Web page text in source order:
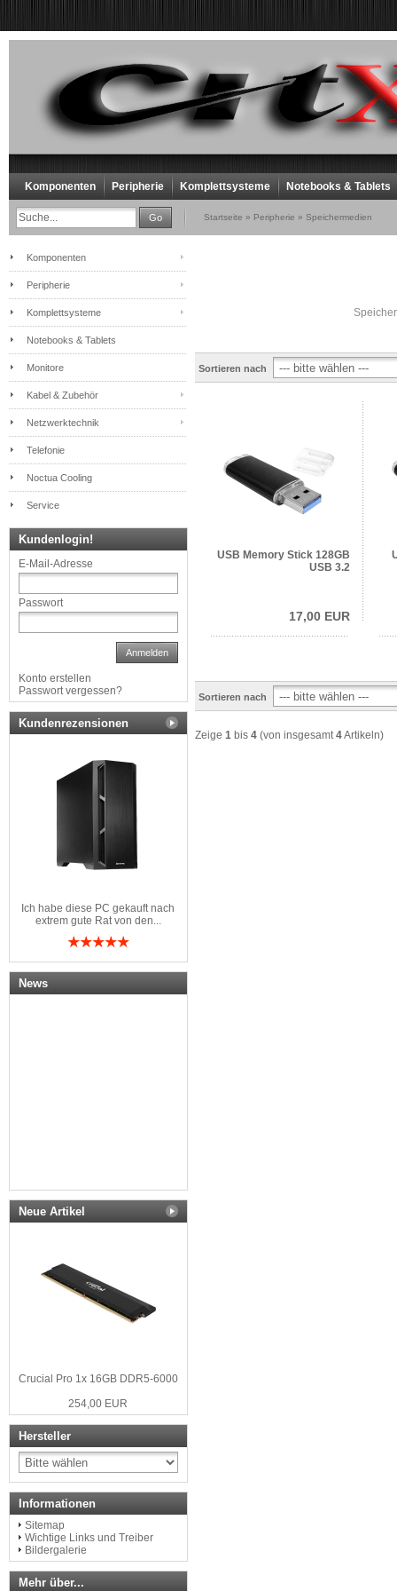
Komponenten Peripherie Komplettsysteme Notebooks & Tablets
Go Startseite » Peripherie » Speichermedien
Sortieren nach
USB Memory Stick 128GB
USB 3.2
17,00 EUR
Sortieren nach
Zeige 1 bis 4 (von insgesamt4Artikeln)
Komponenten
Peripherie
Komplettsysteme
Notebooks & Tablets
Monitore
Kabel & Zubehör
Netzwerktechnik
Telefonie
Noctua Cooling
Service
Kundenlogin!
E-Mail-Adresse
Passwort
Anmelden
Konto erstellen
Passwort vergessen?
Kundenrezensionen
Ich habe diese PC gekauft nach
extrem gute Rat von den...
News
Neue Artikel
Crucial Pro 1x 16GB DDR5-6000
254,00 EUR
Hersteller
Informationen
Sitemap
Wichtige Links und Treiber
Bildergalerie
Mehr über...